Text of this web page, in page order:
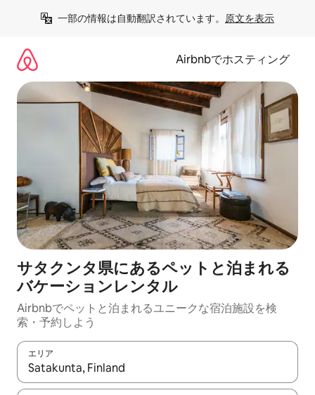
一部の情報は自動翻訳されています。 原文を表示
Airbnbでホスティング
サタクンタ県にあるペットと泊まれる
バケーションレンタル
Airbnbでペットと泊まれるユニークな宿泊施設を検
索・予約しよう
エリア
検索結果が表示されたら、上下の矢印キーを使って移動するか